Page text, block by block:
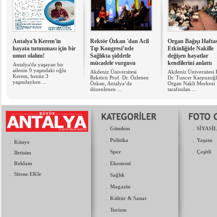
Antalya'lı Kerem'in
hayata tutunması için bir
umut olalım!
Antalya'da yaşayan bir
ailenin 9 yaşındaki oğlu
Kerem, henüz 3
yaşındayken ...
Rektör Özkan 'dan Acil
Tıp Kongresi’nde
Sağlıkta şiddetle
mücadele vurgusu
Akdeniz Üniversitesi
Rektörü Prof. Dr. Özlenen
Özkan, Antalya’da
düzenlenen ...
Organ Bağışı
Etkinliğide Nakille
değişen hayatlar
kendilerini anlattı
Akdeniz Üniversitesi
Dr. Tuncer
Organ Nakli Merkezi
tarafından ...
. Künye
. Iletisim
. Reklam
. Sitene EKle
. Gündem
. Politika
. Spor
. Ekonomi
. Sağlık
. Magazin
. Kültür & Sanat
. Turizm
.
. Yaşam
. Çeşitli